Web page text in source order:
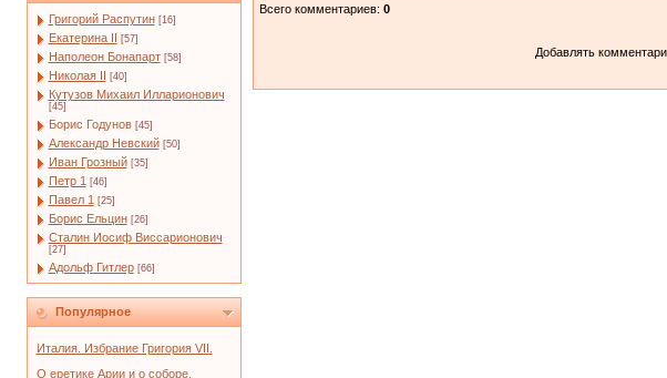
Григорий Распутин [16]
Екатерина II [57]
Наполеон Бонапарт [58]
Николая II [40]
Кутузов Михаил Илларионович
[45]
Борис Годунов [45]
Александр Невский [50]
Иван Грозный [35]
Петр 1 [46]
Павел 1 [25]
Борис Ельцин [26]
Сталин Иосиф Виссарионович
[27]
Адольф Гитлер [66]
Популярное
Италия. Избрание Григория VII.
О еретике Арии и о соборе,
Всего комментариев: 0
Добавлять